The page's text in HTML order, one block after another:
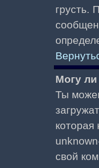
грусть.
Могу ли
Ты
свой